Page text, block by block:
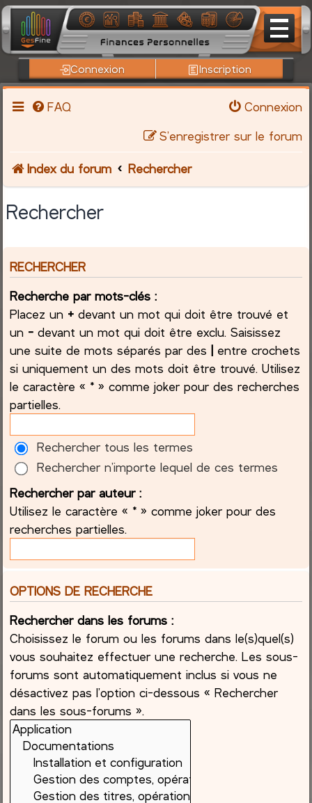
Connexion Inscription
FAQ
Connexion
S’enregistrer sur le forum
Index du forum Rechercher
Rechercher
RECHERCHER
Recherche par mots-clés :
Placez un + devant un mot qui doit être trouvé et
un - devant un mot qui doit être exclu. Saisissez
une suite de mots séparés par des | entre crochets
si uniquement un des mots doit être trouvé. Utilisez
le caractère « * » comme joker pour des recherches
partielles.
Rechercher tous les termes
Rechercher n’importe lequel de ces termes
Rechercher par auteur :
Utilisez le caractère « * » comme joker pour des
recherches partielles.
OPTIONS DE RECHERCHE
Rechercher dans les forums :
Choisissez le forum ou les forums dans le(s)quel(s)
vous souhaitez effectuer une recherche. Les sous-
forums sont automatiquement inclus si vous ne
désactivez pas l’option ci-dessous « Rechercher
dans les sous-forums ».